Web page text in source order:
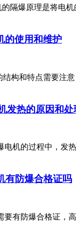
隔爆原理是将电
的使用和维护
结构和特点需要注
发热的原因和处
电机的过程中，发
有防爆合格证吗
要有防爆合格证，